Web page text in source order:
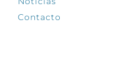
Contacto